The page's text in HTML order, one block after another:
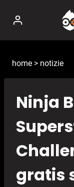
contenuto
home > notizie
Ninja
gratis